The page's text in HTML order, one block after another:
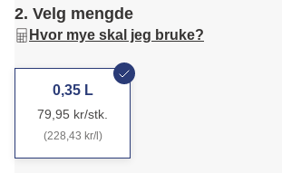
2. Velg mengde
Hvor mye skal jeg bruke?
0,35 L
79,95 kr/stk.
(228,43 kr/l)